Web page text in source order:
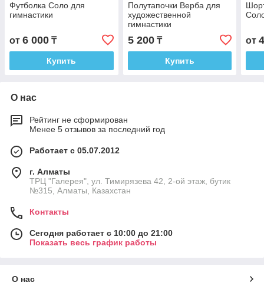
Футболка Соло для
гимнастики
от 6 000 ₸
Купить
Полутапочки Верба для
художественной
гимнастики
5 200₸
Купить
от
О нас
Рейтинг не сформирован
Менее 5 отзывов за последний год
Работает с 05.07.2012
г. Алматы
ТРЦ "Галерея", ул. Тимирязева 42, 2-ой этаж, бутик
№315, Алматы, Казахстан
Контакты
Сегодня работает с 10:00 до 21:00
Показать весь график работы
О нас